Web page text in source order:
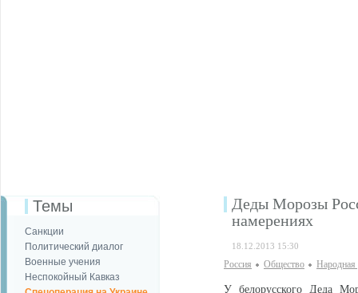
Темы
Санкции
Политический диалог
Военные учения
Неспокойный Кавказ
Деды Морозы
намерениях
18.12.2013 15:30
Россия Общество Народная
У белорусского Деда